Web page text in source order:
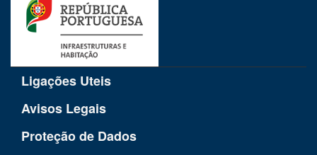
Ligações Uteis
Avisos Legais
Proteção de Dados